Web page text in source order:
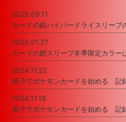
2025.09.11
カードの鎧ハイパードライスリーブ
2025.01.27
カードの鎧スリーブ冬季限定カラー
2024.11.22
親子でポケモンカードを始める
2024.11.18
親子でポケモンカードを始める